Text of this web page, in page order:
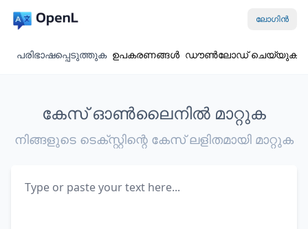
ലോഗിൻ
പരിഭാഷപ്പെടുത്തുക ഉപകരണങ്ങൾ ഡൗൺലോഡ് ചെയ്യുക
കേസ് ഓൺലൈനിൽ മാറ്റുക
നിങ്ങളുടെ ടെക്സ്റ്റിന്റെ കേസ് ലളിതമായി മാറ്റുക